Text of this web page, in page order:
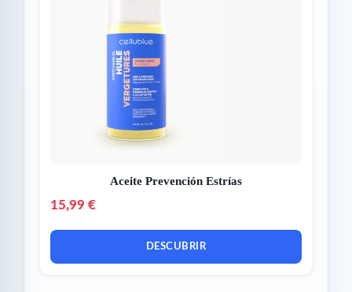
Aceite Prevención Estrías
15,99 €
DESCUBRIR